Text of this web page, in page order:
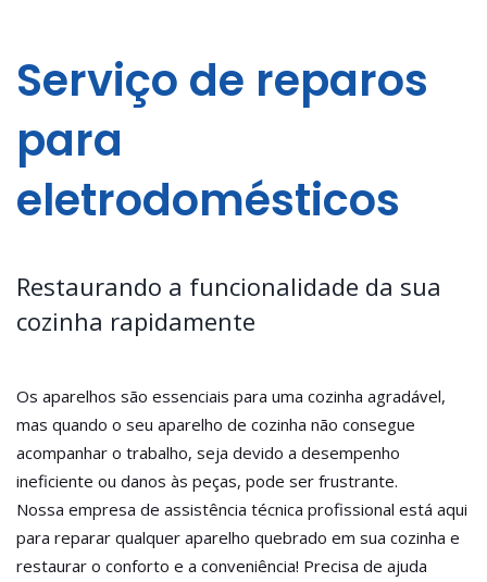
Serviço de reparos
para
eletrodomésticos
Restaurando a funcionalidade da sua
cozinha rapidamente
Os aparelhos são essenciais para uma cozinha agradável,
mas quando o seu aparelho de cozinha não consegue
acompanhar o trabalho, seja devido a desempenho
ineficiente ou danos às peças, pode ser frustrante.
Nossa empresa de assistência técnica profissional está aqui
para reparar qualquer aparelho quebrado em sua cozinha e
restaurar o conforto e a conveniência! Precisa de ajuda